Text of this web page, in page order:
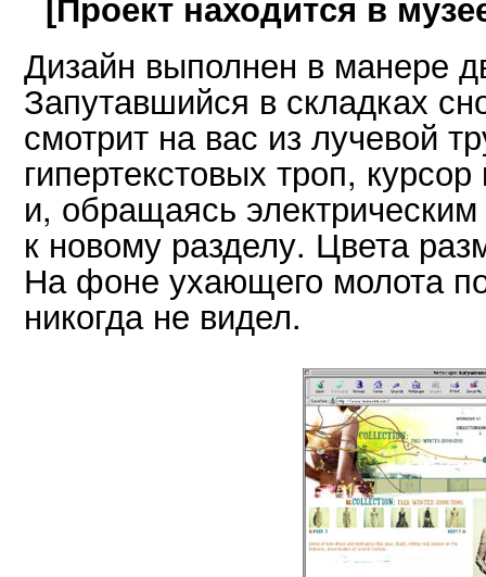
[Проект находится в
Дизайн выполнен в манере
Запутавшийся в складках
смотрит на вас из лучевой
гипертекстовых троп,
и, обращаясь
к новому разделу. Цвета
На фоне ухающего молота
никогда не видел.